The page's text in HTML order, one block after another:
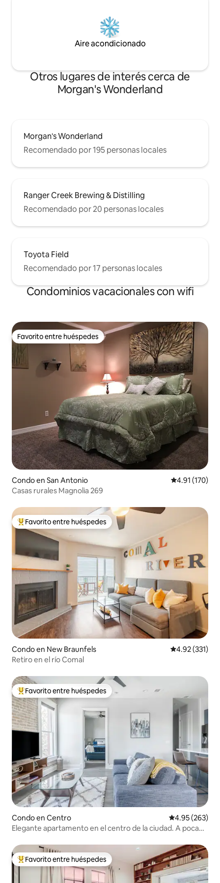
Aire acondicionado
Otros lugares de interés cerca de
Morgan's Wonderland
Morgan's Wonderland
Recomendado por 195 personas locales
Ranger Creek Brewing & Distilling
Recomendado por 20 personas locales
Toyota Field
Recomendado por 17 personas locales
Condominios vacacionales con wifi
Favorito entre huéspedes
Favorito entre huéspedes
Condo en San Antonio Calificación
4.91 (170)
Casas rurales Magnolia 269
Favorito entre huéspedes preferido
Favorito entre huéspedes
Condo en New Braunfels Calificación
4.92 (331)
Retiro en el río Comal
Favorito entre huéspedes preferido
Favorito entre huéspedes
Condo en Centro Calificación
4.95 (263)
Elegante apartamento en el centro de la ciudad. A poca
Favorito entre huéspedes preferido
Favorito entre huéspedes